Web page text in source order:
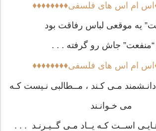
ام اس های فلسفی♦♦♦♦♦♦♦♦
یه موقعى لباس رفاقت بود
“منفعت” جاش رو گرفته . . .
ام اس های فلسفی♦♦♦♦♦♦♦♦
دانـشمند مـی کـند ، مــطالبی نـیست کـه
می خـوانـند
اســت کـه یــاد مـی گــیـرنـد . . .